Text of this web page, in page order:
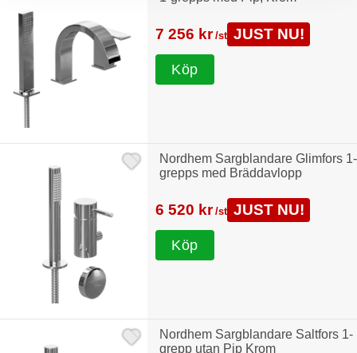
7 256 kr /st JUST NU!
Köp
Nordhem Sargblandare Glimfors 1-
grepps med Bräddavlopp
6 520 kr /st JUST NU!
Köp
Nordhem Sargblandare Saltfors 1-
grepp utan Pip Krom